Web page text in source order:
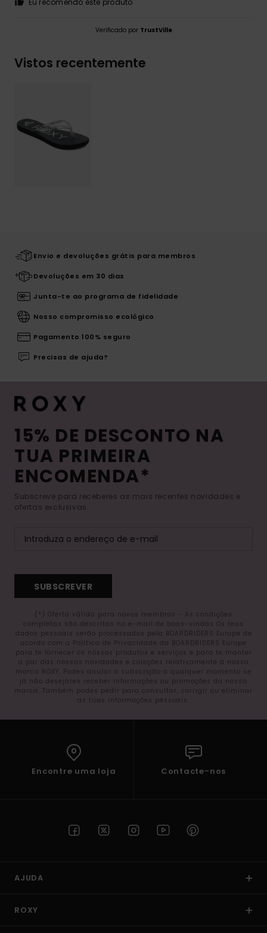
Eu recomendo este produto
Verificado por TrustVille
Vistos recentemente
Envio e devoluções grátis para membros
Devoluções em 30 dias
Junta-te ao programa de fidelidade
Nosso compromisso ecológico
Pagamento 100% seguro
Precisas de ajuda?
15% DE DESCONTO NA
TUA PRIMEIRA
ENCOMENDA*
Subscreve para receberes as mais recentes novidades e
ofertas exclusivas.
SUBSCREVER
(*) Oferta válida para novos membros - As condições
completas são descritas no e-mail de boas-vindas Os teus
dados pessoais serão processados pela BOARDRIDERS Europe de
acordo com a Política de Privacidade da BOARDRIDERS Europe
para te fornecer os nossos produtos e serviços e para te manter
a par das nossas novidades e coleções relativamente à nossa
marca ROXY. Podes anular a subscrição a qualquer momento se
já não desejares receber informações ou promoções da nossa
marca. Também podes pedir para consultar, corrigir ou eliminar
as tuas informações pessoais.
Encontre uma loja Contacte-nos
AJUDA
ROXY